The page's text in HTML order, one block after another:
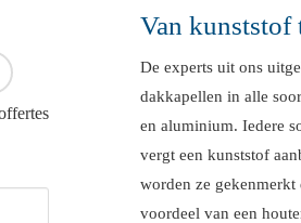
Van kunststof
De experts uit ons
dakkapellen in alle
en aluminium. Iedere
vergt een kunststof
worden ze
voordeel van een